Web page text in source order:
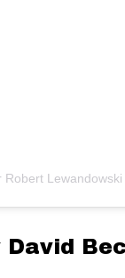
Lewandowski